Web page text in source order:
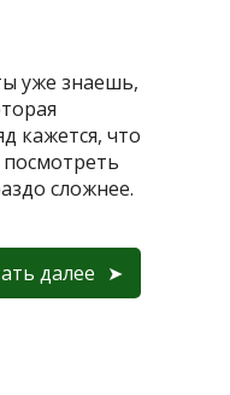
уже знаешь,
кажется, что
сложнее.
далее